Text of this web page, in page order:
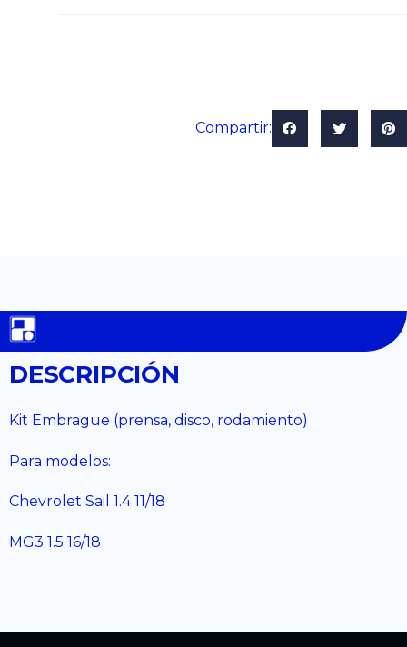
Compartir:
DESCRIPCIÓN
Kit Embrague (prensa, disco, rodamiento)
Para modelos:
Chevrolet Sail 1.4 11/18
MG3 1.5 16/18